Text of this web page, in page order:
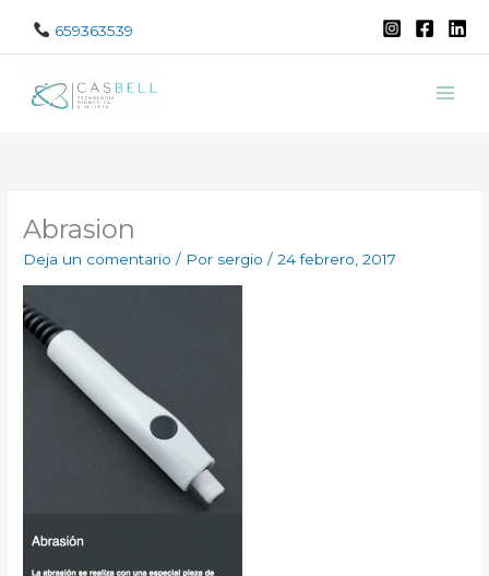
contenido
659363539
Abrasion
Deja un comentario / Por sergio/24 febrero, 2017